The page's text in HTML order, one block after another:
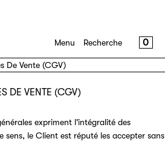
CONTENU
FERMER
S'inscrire
Menu Recherche 0
De Vente (CGV)
DE VENTE (CGV)
expriment l'intégralité des
sens, le Client est réputé les accepter sans